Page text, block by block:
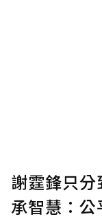
謝霆鋒只
承智慧：